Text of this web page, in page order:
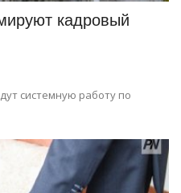
кадровый
системную работу по